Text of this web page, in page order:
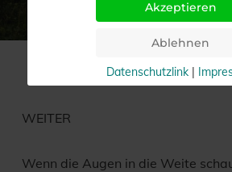
WEITER
Wenn die Augen in die Weite
Datenschutzlink |